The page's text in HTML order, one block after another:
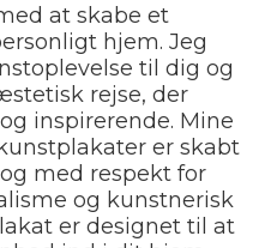
at skabe et
hjem. Jeg
til dig og
rejse, der
inspirerende. Mine
er skabt
med respekt for
og kunstnerisk
er designet til at